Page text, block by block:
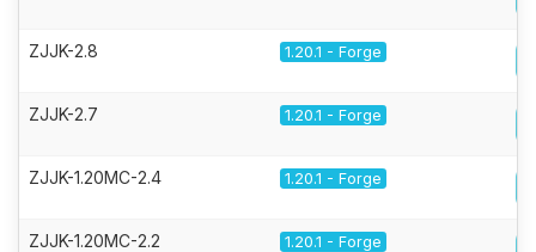
ZJJK-2.8 1.20.1 - Forge
ZJJK-2.7 1.20.1 - Forge
ZJJK-1.20MC-2.4 1.20.1 - Forge
ZJJK-1.20MC-2.2 1.20.1 - Forge